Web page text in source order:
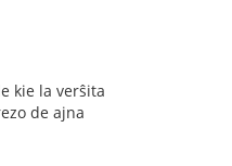
kie la verŝita
de ajna